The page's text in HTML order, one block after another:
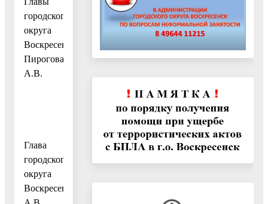
городского
округа
Воскресенск
Пирогова
А.В.
Глава
городского
округа
Воскресенск